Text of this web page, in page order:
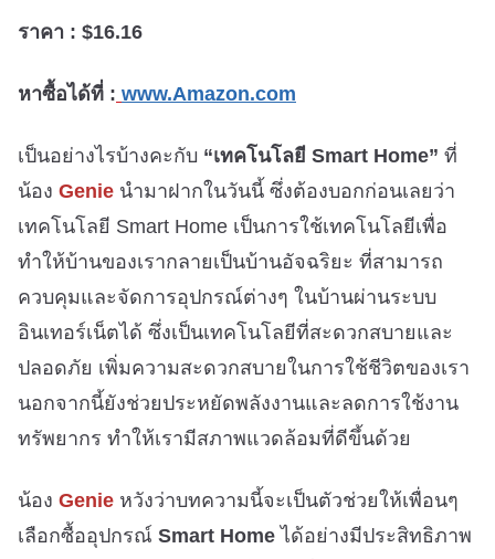
ราคา : $16.16
หาซื้อได้ที่ : www.Amazon.com
เป็นอย่างไรบ้างคะกับ “เทคโนโลยี Smart Home” ที่
น้อง Genie นำมาฝากในวันนี้ ซึ่งต้องบอกก่อนเลยว่า
เทคโนโลยี Smart Home เป็นการใช้เทคโนโลยีเพื่อ
ทำให้บ้านของเรากลายเป็นบ้านอัจฉริยะ ที่สามารถ
ควบคุมและจัดการอุปกรณ์ต่างๆ ในบ้านผ่านระบบ
อินเทอร์เน็ตได้ ซึ่งเป็นเทคโนโลยีที่สะดวกสบายและ
ปลอดภัย เพิ่มความสะดวกสบายในการใช้ชีวิตของเรา
นอกจากนี้ยังช่วยประหยัดพลังงานและลดการใช้งาน
ทรัพยากร ทำให้เรามีสภาพแวดล้อมที่ดีขึ้นด้วย
น้อง Genie หวังว่าบทความนี้จะเป็นตัวช่วยให้เพื่อนๆ
เลือกซื้ออุปกรณ์ Smart Home ได้อย่างมีประสิทธิภาพ